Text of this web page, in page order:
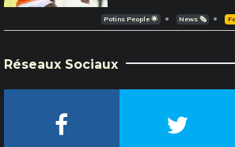
Potins People 🌟 News 🗞️
Réseaux Sociaux